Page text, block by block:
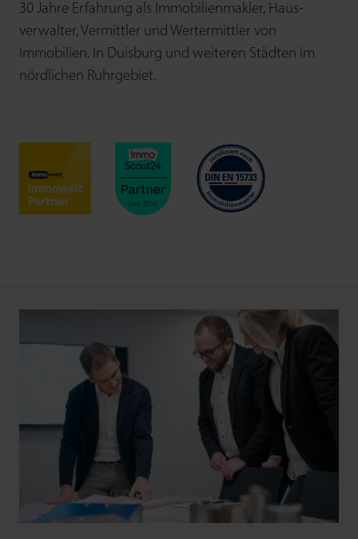
30 Jahre Erfahrung als Immobilien­makler, Haus­
verwalter, Ver­mittler und Wert­ermittler von
Immobilien. In Duisburg und weiteren Städten im
nördlichen Ruhrgebiet.